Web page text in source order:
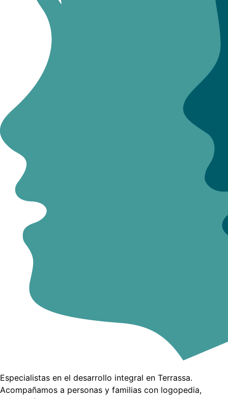
Especialistas en el desarrollo integral en Terrassa.
Acompañamos a personas y familias con logopedia,